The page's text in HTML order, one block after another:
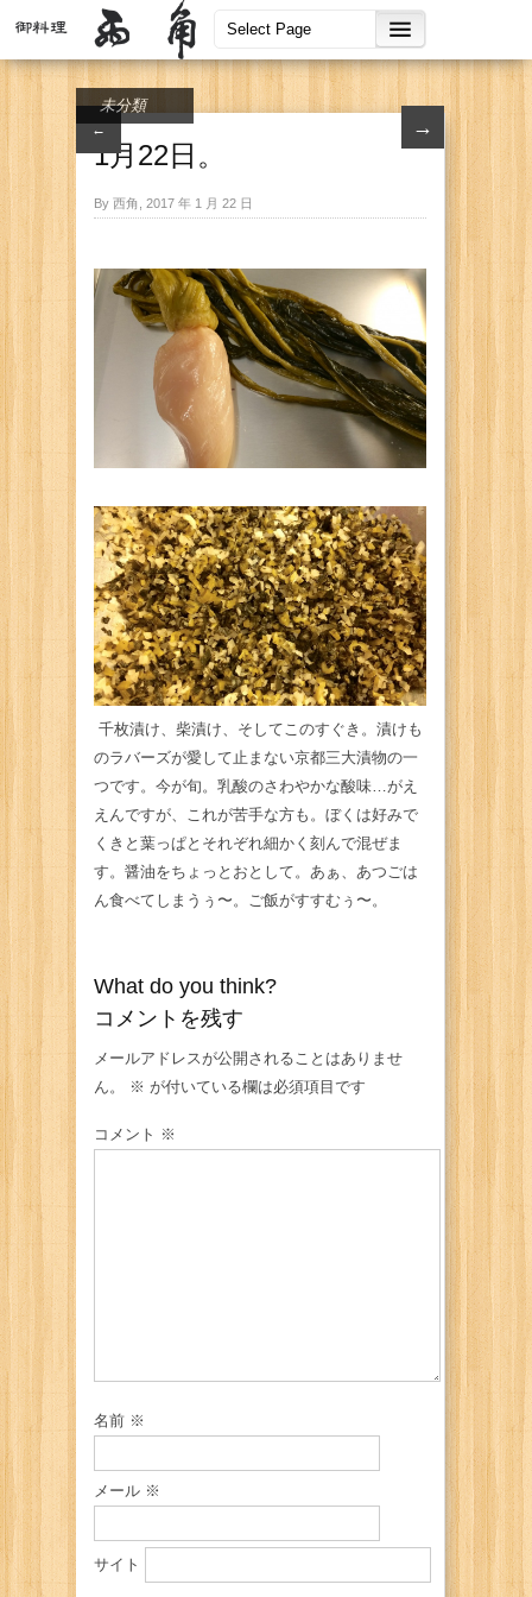
← →
未分類
1月22日。
By 西角, 2017 年 1 月 22 日
千枚漬け、柴漬け、そしてこのすぐき。漬けも
のラバーズが愛して止まない京都三大漬物の一
つです。今が旬。乳酸のさわやかな酸味…がえ
えんですが、これが苦手な方も。ぼくは好みで
くきと葉っぱとそれぞれ細かく刻んで混ぜま
す。醤油をちょっとおとして。あぁ、あつごは
ん食べてしまうぅ〜。ご飯がすすむぅ〜。
What do you think?
コメントを残す
メールアドレスが公開されることはありませ
ん。
※ が付いている欄は必須項目です
コメント ※
名前 ※
メール ※
サイト